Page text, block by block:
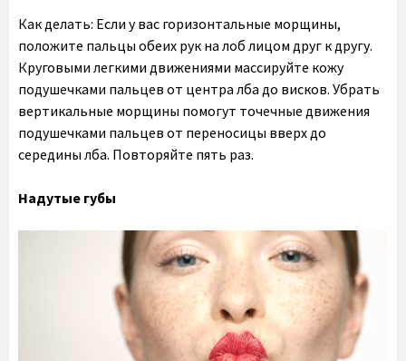
Как делать: Если у вас горизонтальные морщины,
положите пальцы обеих рук на лоб лицом друг к другу.
Круговыми легкими движениями массируйте кожу
подушечками пальцев от центра лба до висков. Убрать
вертикальные морщины помогут точечные движения
подушечками пальцев от переносицы вверх до
середины лба. Повторяйте пять раз.
Надутые губы